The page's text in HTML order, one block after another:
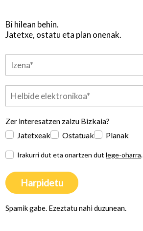
Bi hilean behin.
Jatetxe, ostatu eta plan onenak.
Zer interesatzen zaizu Bizkaia?
Jatetxeak
Ostatuak Planak
Irakurri dut eta onartzen dutlege-oharra.
Harpidetu
Spamik gabe. Ezeztatu nahi duzunean.